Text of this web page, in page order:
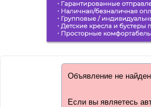
Объявление не
Если вы являетесь